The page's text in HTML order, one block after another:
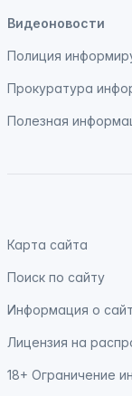
Видеоновости
Полиция
Прокуратура
Полезная
Карта сайта
Поиск по сайту
Информация о
Лицензия на
18+ Ограничение